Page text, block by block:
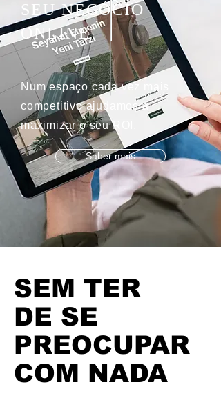
SEU NEGÓCIO
ONLINE
Num espaço cada vez mais
competitivo ajudamos a
maximizar o seu ROI.
Saber mais
SEM TER
DE SE
PREOCUPAR
COM NADA